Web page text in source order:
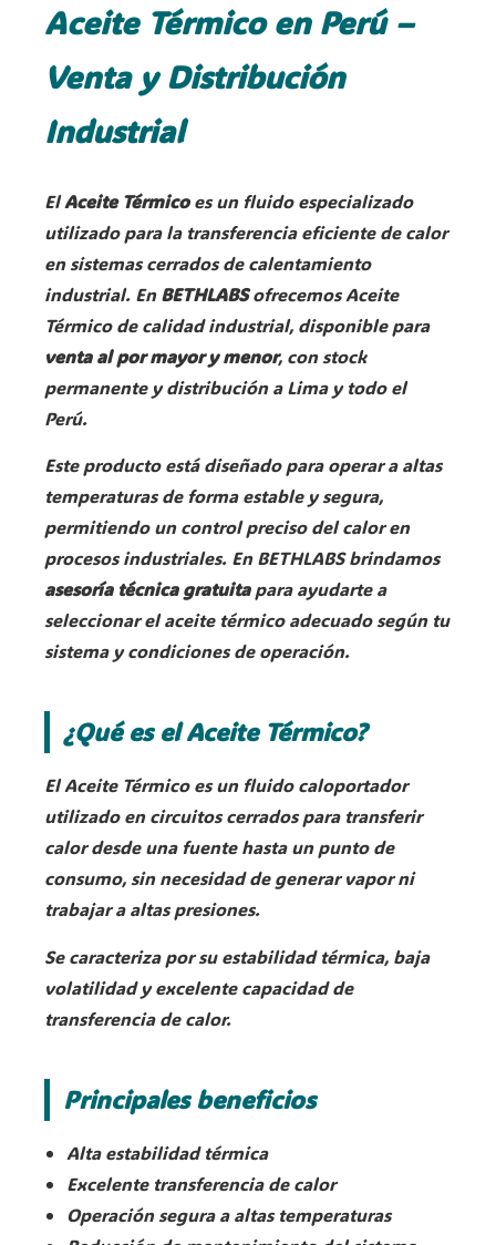
Aceite Térmico en Perú –
Venta y Distribución
Industrial
ElAceite Térmicoes un fluido especializado
utilizado para la transferencia eficiente de calor
en sistemas cerrados de calentamiento
industrial. EnBETHLABSofrecemos Aceite
Térmico de calidad industrial, disponible para
venta al por mayor y menor, con stock
permanente y distribución a Lima y todo el
Perú.
Este producto está diseñado para operar a altas
temperaturas de forma estable y segura,
permitiendo un control preciso del calor en
procesos industriales. En BETHLABS brindamos
asesoría técnica gratuitapara ayudarte a
seleccionar el aceite térmico adecuado según tu
sistema y condiciones de operación.
¿Qué es el Aceite Térmico?
El Aceite Térmico es un fluido caloportador
utilizado en circuitos cerrados para transferir
calor desde una fuente hasta un punto de
consumo, sin necesidad de generar vapor ni
trabajar a altas presiones.
Se caracteriza por su estabilidad térmica, baja
volatilidad y excelente capacidad de
transferencia de calor.
Principales beneficios
Alta estabilidad térmica
Excelente transferencia de calor
Operación segura a altas temperaturas